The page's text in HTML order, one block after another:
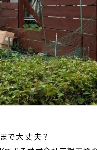
で大丈夫？